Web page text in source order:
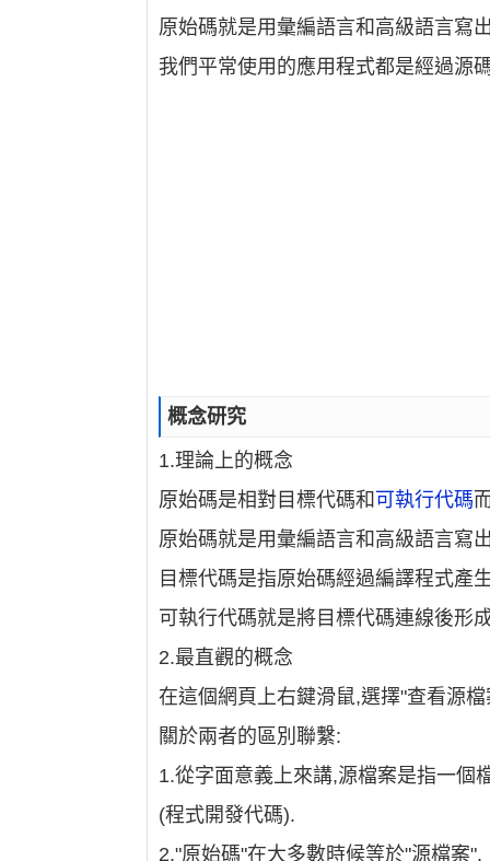
原始碼就是用彙編語言和高級語言寫
我們平常使用的應用程式都是經過源
概念研究
1.理論上的概念
原始碼是相對目標代碼和 可執行代碼
原始碼就是用彙編語言和高級語言寫
目標代碼是指原始碼經過編譯程式產
可執行代碼就是將目標代碼連線後形
2.最直觀的概念
在這個網頁上右鍵滑鼠,選擇"查看源
關於兩者的區別聯繫:
1.從字面意義上來講,源檔案是指一個
(程式開發代碼).
2."原始碼"在大多數時候等於"源檔案".